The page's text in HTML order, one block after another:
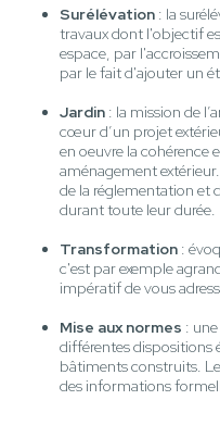
Surélévation : la
travaux dont l'objectif
espace, par
par le fait d'ajouter un
Jardin : la mission de
cœur d’un projet
en oeuvre la cohérence
aménagement
de la réglementation et
durant toute leur durée.
Transformation :
c'est par exemple
impératif de vous
Mise aux normes :
différentes dispositions
bâtiments construits.
des informations